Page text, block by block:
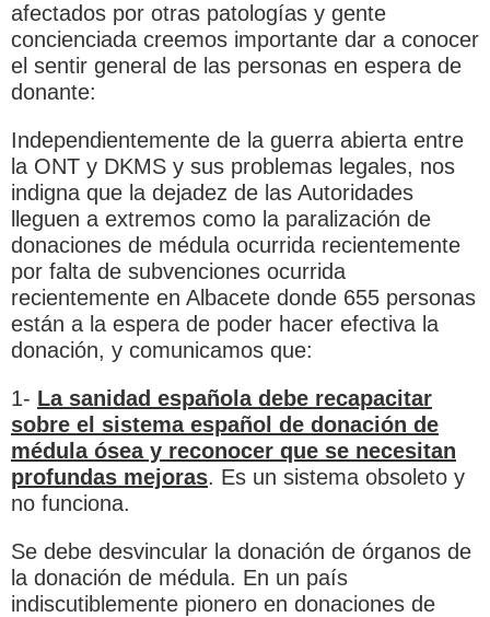
afectados por otras patologías y gente
concienciada creemos importante dar a conocer
el sentir general de las personas en espera de
donante:
Independientemente de la guerra abierta entre
la ONT y DKMS y sus problemas legales, nos
indigna que la dejadez de las Autoridades
lleguen a extremos como la paralización de
donaciones de médula ocurrida recientemente
por falta de subvenciones ocurrida
recientemente en Albacete donde 655 personas
están a la espera de poder hacer efectiva la
donación, y comunicamos que:
1- La sanidad española debe recapacitar
sobre el sistema español de donación de
médula ósea y reconocer que se necesitan
profundas mejoras. Es un sistema obsoleto y
no funciona.
Se debe desvincular la donación de órganos de
la donación de médula. En un país
indiscutiblemente pionero en donaciones de